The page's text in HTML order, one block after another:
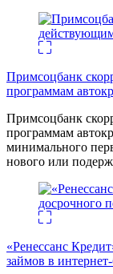
Примсоцбанк
программам
Примсоцбанк
программам
минимального
нового или
«Ренессанс
займов в